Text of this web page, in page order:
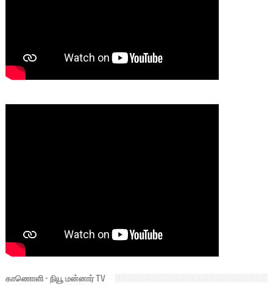
காணொளி - நியூ மன்னார் TV